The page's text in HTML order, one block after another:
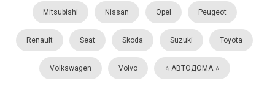
Mitsubishi Nissan Opel Peugeot
Renault Seat Skoda Suzuki Toyota
Volkswagen Volvo ⭐️ АВТОДОМА ⭐️